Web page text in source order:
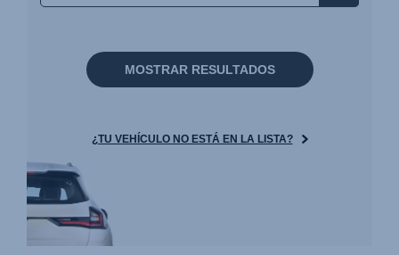
MOSTRAR RESULTADOS
¿TU VEHÍCULO NO ESTÁ EN LA LISTA?